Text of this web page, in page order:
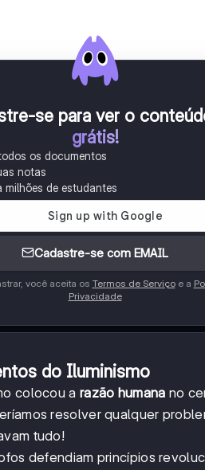
se para ver o
grátis!
os documentos
notas
milhões de estudantes
Cadastre-se com EMAIL
você aceita os Termos de Serviçoe a
Privacidade
do Iluminismo
colocou a razão humana no
resolver qualquer
tudo!
defendiam princípios